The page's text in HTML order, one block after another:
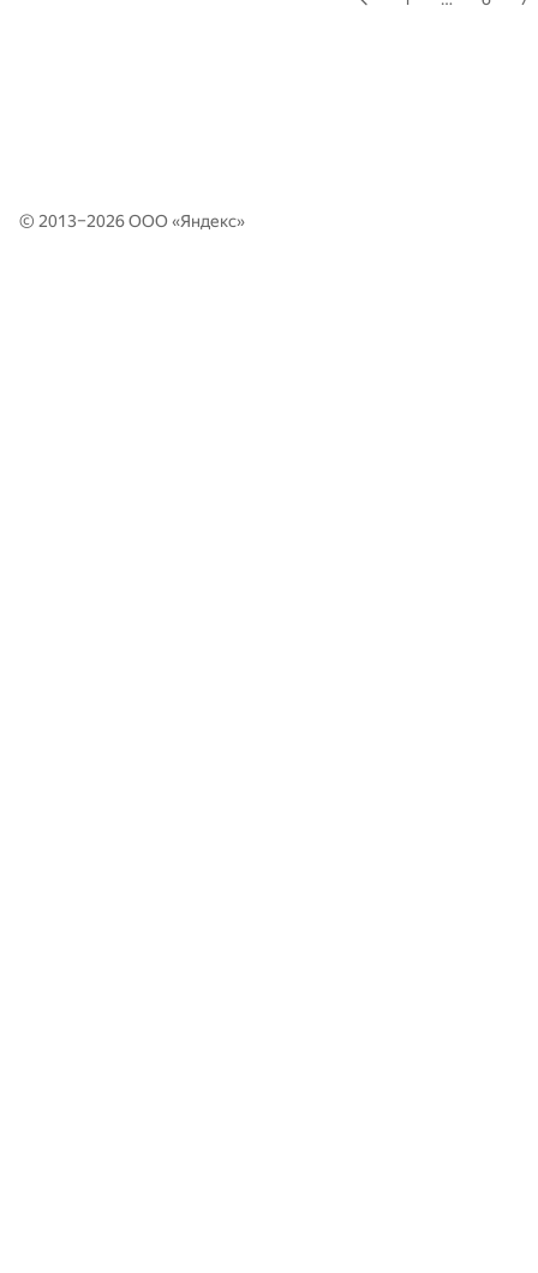
© 2013–2026 ООО «Яндекс»